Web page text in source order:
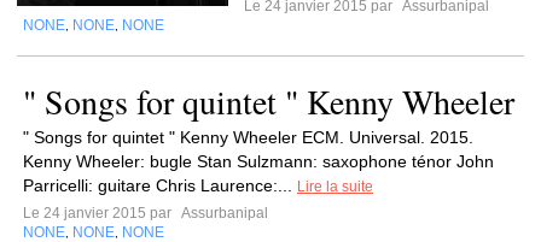
Le 24 janvier 2015 par Assurbanipal
NONE NONE NONE
" Songs for quintet " Kenny Wheeler
" Songs for quintet " Kenny Wheeler ECM. Universal. 2015.
Kenny Wheeler: bugle Stan Sulzmann: saxophone ténor John
Parricelli: guitare Chris Laurence:...
Lire la suite
Le 24 janvier 2015 par Assurbanipal
NONE NONE NONE